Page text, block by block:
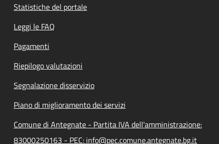
Statistiche del portale
Leggi le FAQ
Pagamenti
Riepilogo valutazioni
Segnalazione disservizio
Piano di miglioramento dei servizi
Comune di Antegnate - Partita IVA dell'amministrazione:
83000250163 - PEC: info@pec.comune.antegnate.bg.it